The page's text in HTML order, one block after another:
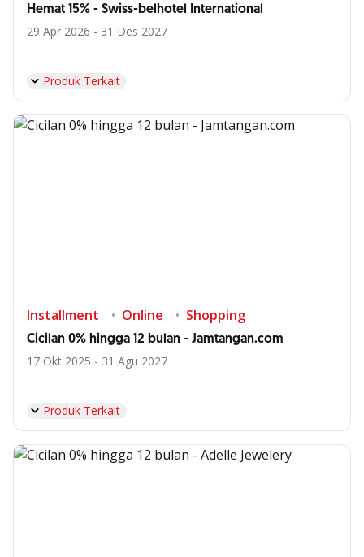
Hemat 15% - Swiss-belhotel International
29 Apr 2026 - 31 Des 2027
Produk Terkait
Installment Online Shopping
Cicilan 0% hingga 12 bulan - Jamtangan.com
17 Okt 2025 - 31 Agu 2027
Produk Terkait